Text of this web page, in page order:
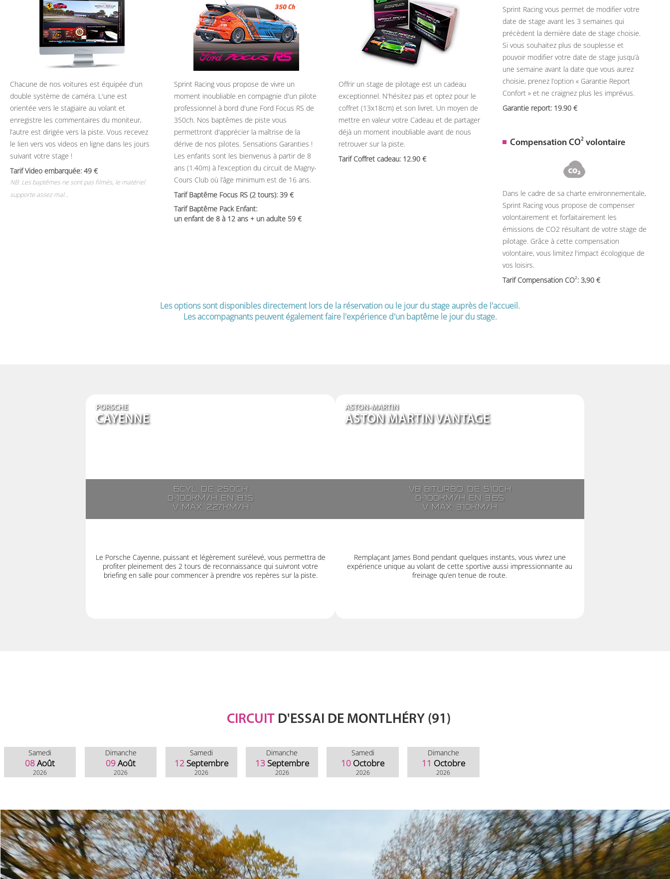
Chacune de nos voitures est équipée d'un
double système de caméra. L'une est
orientée vers le stagiaire au volant et
enregistre les commentaires du moniteur,
l’autre est dirigée vers la piste. Vous recevez
le lien vers vos videos en ligne dans les jours
suivant votre stage !
Tarif Video embarquée: 49
NB: Les baptêmes ne sont pas filmés, le matériel
supporte assez mal...
Sprint Racing vous propose de vivre un
moment inoubliable en compagnie d'un pilote
professionnel à bord d'une Ford Focus RS de
350ch. Nos baptêmes de piste vous
permettront d'apprécier la maîtrise de la
dérive de nos pilotes. Sensations Garanties !
Les enfants sont les bienvenus à partir de 8
ans (1.40m) à l’exception du circuit de Magny-
Cours Club où l’âge minimum est de 16 ans.
Tarif Baptême Focus RS (2 tours): 39
Tarif Baptême Pack Enfant:
un enfant de 8 à 12 ans + un adulte 59
Offrir un stage de pilotage est un cadeau
exceptionnel. N'hésitez pas et optez pour le
coffret (13x18cm) et son livret. Un moyen de
mettre en valeur votre Cadeau et de partager
déjà un moment inoubliable avant de nous
retrouver sur la piste.
Tarif Coffret cadeau: 12.90
Sprint Racing vous permet de modifier votre
date de stage avant les 3 semaines qui
précèdent la dernière date de stage choisie.
Si vous souhaitez plus de souplesse et
pouvoir modifier votre date de stage jusqu’à
une semaine avant la date que vous aurez
choisie, prenez l’option « Garantie Report
Confort » et ne craignez plus les imprévus.
Garantie report: 19.90
Compensation CO2volontaire
Dans le cadre de sa charte environnementale,
Sprint Racing vous propose de compenser
volontairement et forfaitairement les
émissions de CO2 résultant de votre stage de
pilotage. Grâce à cette compensation
volontaire, vous limitez l'impact écologique de
vos loisirs.
Tarif Compensation CO2: 3,90
Les options sont disponibles directement lors de la réservation ou le jour du stage auprès de l'accueil.
Les accompagnants peuvent également faire l'expérience d'un baptême le jour du stage.
PORSCHE
CAYENNE
6cyl. de 250ch
0-100km/h en 8.1s
V max: 227km/h
Le Porsche Cayenne, puissant et légèrement surélevé, vous permettra de
profiter pleinement des 2 tours de reconnaissance qui suivront votre
briefing en salle pour commencer à prendre vos repères sur la piste.
ASTON-MARTIN
ASTON MARTIN VANTAGE
V8 biturbo de 510ch
0-100km/h en 3.6s
V max: 310km/h
Remplaçant James Bond pendant quelques instants, vous vivrez une
expérience unique au volant de cette sportive aussi impressionnante au
freinage qu’en tenue de route.
CIRCUIT D'ESSAI DE MONTLHÉRY (91)
Samedi
08Août
2026
Dimanche
09Août
2026
Samedi
12 Septembre
2026
Dimanche
13 Septembre
2026
Samedi
10 Octobre
2026
Dimanche
11 Octobre
2026